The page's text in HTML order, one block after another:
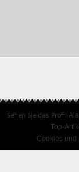
Sehen Sie das Profil
Top-
Cookies und